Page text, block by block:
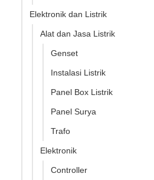
Elektronik dan Listrik
Alat dan Jasa Listrik
Genset
Instalasi Listrik
Panel Box Listrik
Panel Surya
Trafo
Elektronik
Controller